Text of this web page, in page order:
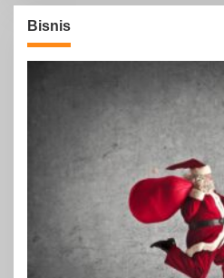
Bisnis